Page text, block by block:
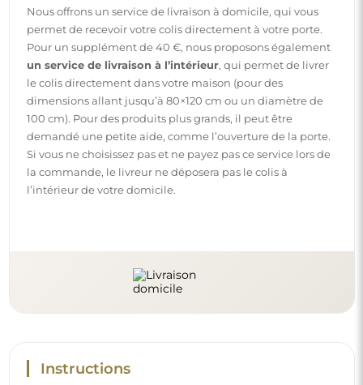
Instructions
Pour rendre le montage et l’utilisation de notre miroir
simples et sans souci, nous avons préparé des instructions
détaillées pour vous. Vous y trouverez toutes les étapes
nécessaires pour un montage correct du miroir, ainsi que
des conseils pour son entretien, nettoyage et
maintenance, afin de profiter de son aspect parfait
pendant longtemps.
Suivez-nous et restez informé